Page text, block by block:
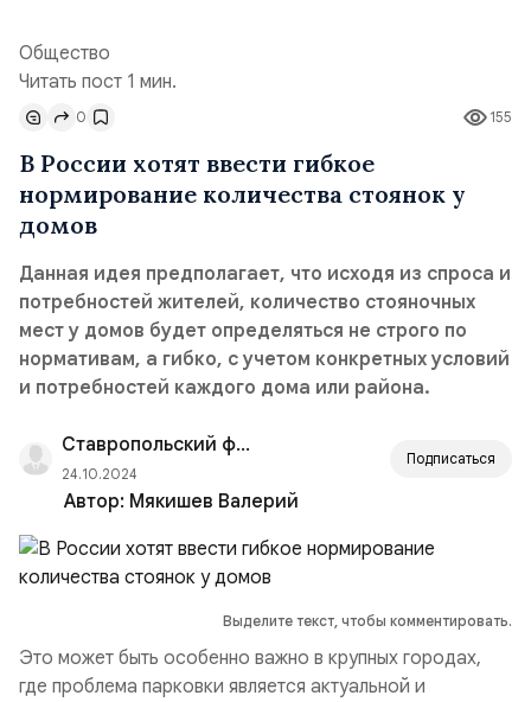
Общество
Читать пост 1 мин.
155
0
В России хотят ввести гибкое
нормирование количества стоянок у
домов
Данная идея предполагает, что исходя из спроса и
потребностей жителей, количество стояночных
мест у домов будет определяться не строго по
нормативам, а гибко, с учетом конкретных условий
и потребностей каждого дома или района.
Ставропольский филиал РАНХиГС
24.10.2024
Подписаться
Автор: Мякишев Валерий
Выделите текст, чтобы комментировать.
Это может быть особенно важно в крупных городах,
где проблема парковки является актуальной и